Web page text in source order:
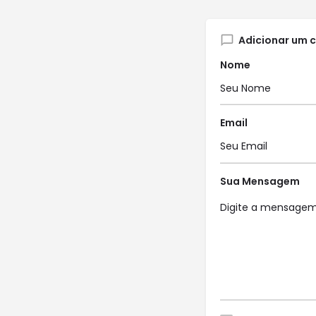
Adicionar um
Nome
Email
Sua Mensagem